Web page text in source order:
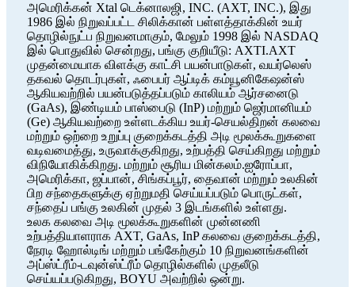
அமெரிக்கன் Xtal டெக்னாலஜி, INC. (AXT, INC.), இது
1986 இல் நிறுவப்பட்ட சிலிக்கான் பள்ளத்தாக்கின் உயர்
தொழில்நுட்ப நிறுவனமாகும், மேலும் 1998 இல் NASDAQ
இல் பொதுவில் சென்றது, பங்கு குறியீடு: AXTI.AXT
முதன்மையாக விளக்கு காட்சி பயன்பாடுகள், வயர்லெஸ்
தகவல் தொடர்புகள், ஃபைபர் ஆப்டிக் கம்யூனிகேஷன்ஸ்
ஆகியவற்றில் பயன்படுத்தப்படும் காலியம் ஆர்சனைடு
(GaAs), இண்டியம் பாஸ்பைடு (InP) மற்றும் ஜெர்மானியம்
(Ge) ஆகியவற்றை உள்ளடக்கிய உயர்-செயல்திறன் கலவை
மற்றும் ஒற்றை உறுப்பு குறைக்கடத்தி அடி மூலக்கூறுகளை
வடிவமைத்து, உருவாக்குகிறது, உற்பத்தி செய்கிறது மற்றும்
விநியோகிக்கிறது. மற்றும் சூரிய மின்கலம்.ஐரோப்பா,
அமெரிக்கா, ஜப்பான், சிங்கப்பூர், தைவான் மற்றும் உலகின்
பிற சந்தைகளுக்கு ஏற்றுமதி செய்யப்படும் பொருட்கள்,
சந்தைப் பங்கு உலகின் முதல் 3 இடங்களில் உள்ளது.
உலக கலவை அடி மூலக்கூறுகளின் முன்னணி
உற்பத்தியாளராக AXT, GaAs, InP கலவை குறைக்கடத்தி,
நேரடி ஹோல்டிங் மற்றும் பங்கேற்கும் 10 நிறுவனங்களின்
அப்ஸ்ட்ரீம்-டவுன்ஸ்ட்ரீம் தொழில்களில் முதலீடு
செய்யப்படுகிறது, BOYU அவற்றில் ஒன்று.